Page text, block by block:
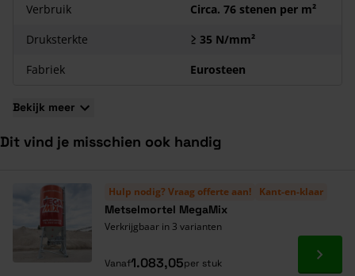
Verbruik
Circa. 76 stenen per m²
Druksterkte
≥ 35 N/mm²
Fabriek
Eurosteen
Bekijk meer
Dit vind je misschien ook handig
Hulp nodig? Vraag offerte aan! Kant-en-klaar
Metselmortel MegaMix
Verkrijgbaar in 3 varianten
Vanaf1.083,05per stuk Ga